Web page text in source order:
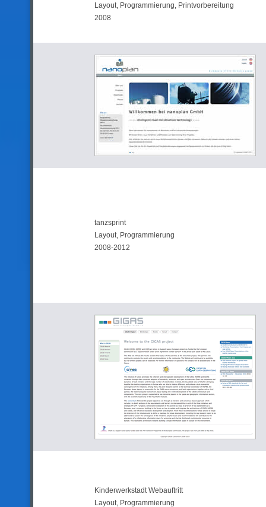
Kinderwerkstadt Webauftritt
Layout, Programmierung
tanzsprint
Layout, Programmierung
2008-2012
Layout, Programmierung, Printvorbereitung
2008